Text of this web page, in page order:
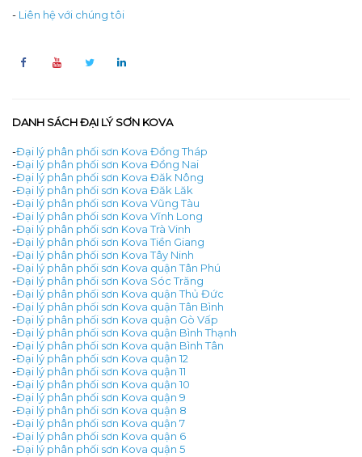
- Liên hệ với chúng tôi
DANH SÁCH ĐẠI LÝ SƠN KOVA
-Đại lý phân phối sơn Kova Đồng Tháp
-Đại lý phân phối sơn Kova Đồng Nai
-Đại lý phân phối sơn Kova Đăk Nông
-Đại lý phân phối sơn Kova Đăk Lăk
-Đại lý phân phối sơn Kova Vũng Tàu
-Đại lý phân phối sơn Kova Vĩnh Long
-Đại lý phân phối sơn Kova Trà Vinh
-Đại lý phân phối sơn Kova Tiền Giang
-Đại lý phân phối sơn Kova Tây Ninh
-Đại lý phân phối sơn Kova quận Tân Phú
-Đại lý phân phối sơn Kova Sóc Trăng
-Đại lý phân phối sơn Kova quận Thủ Đức
-Đại lý phân phối sơn Kova quận Tân Bình
-Đại lý phân phối sơn Kova quận Gò Vấp
-Đại lý phân phối sơn Kova quận Bình Thạnh
-Đại lý phân phối sơn Kova quận Bình Tân
-Đại lý phân phối sơn Kova quận 12
-Đại lý phân phối sơn Kova quận 11
-Đại lý phân phối sơn Kova quận 10
-Đại lý phân phối sơn Kova quận 9
-Đại lý phân phối sơn Kova quận 8
-Đại lý phân phối sơn Kova quận 7
-Đại lý phân phối sơn Kova quận 6
-Đại lý phân phối sơn Kova quận 5